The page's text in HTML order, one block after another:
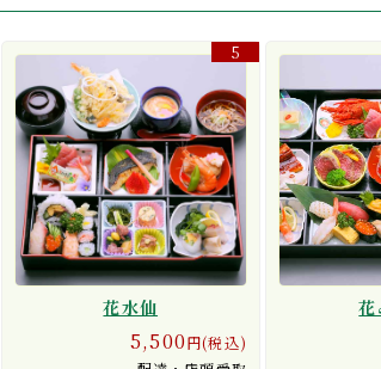
5
花水仙
5,500円(税込)
花